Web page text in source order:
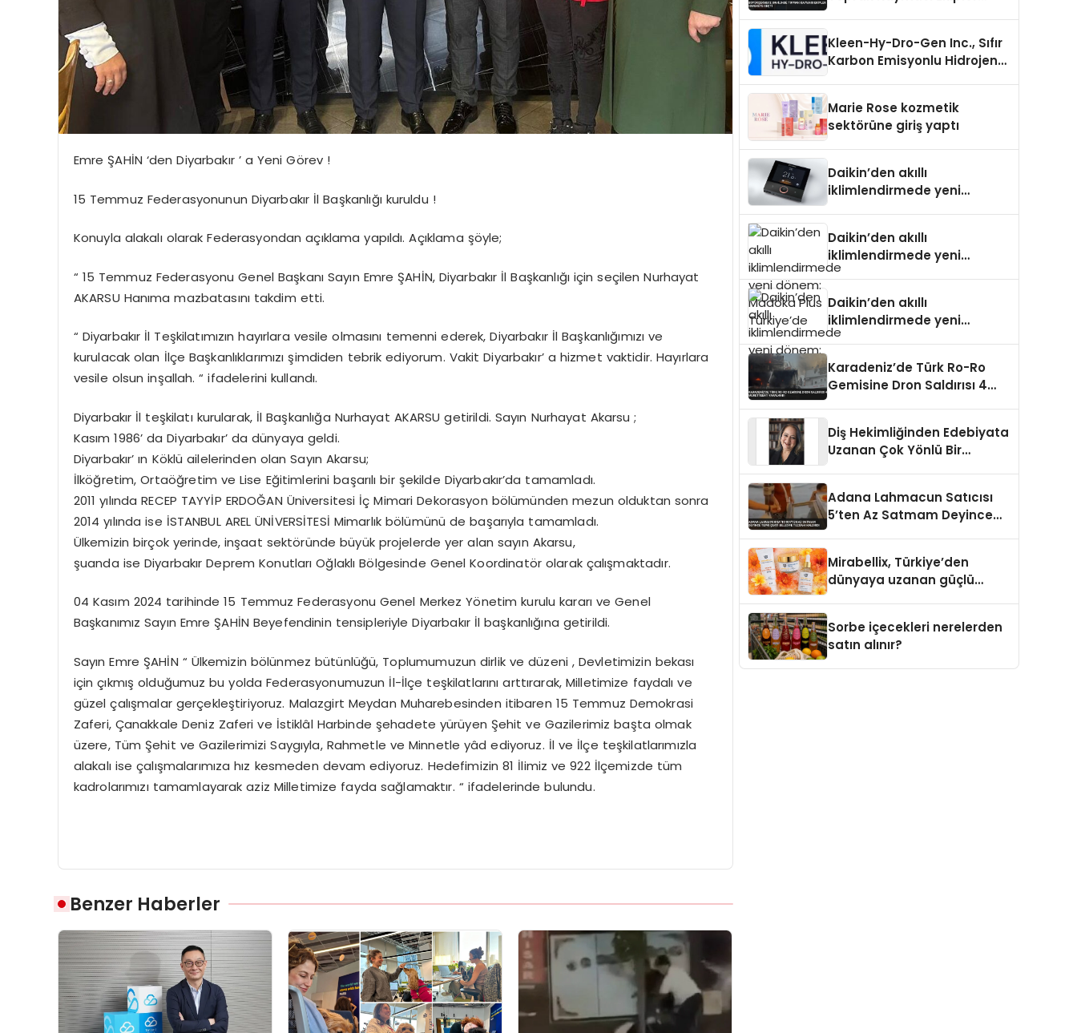
Emre ŞAHİN ‘den Diyarbakır ’ a Yeni Görev !
15 Temmuz Federasyonunun Diyarbakır İl Başkanlığı kuruldu !
Konuyla alakalı olarak Federasyondan açıklama yapıldı. Açıklama şöyle;
“ 15 Temmuz Federasyonu Genel Başkanı Sayın Emre ŞAHİN, Diyarbakır İl Başkanlığı için seçilen Nurhayat
AKARSU Hanıma mazbatasını takdim etti.
“ Diyarbakır İl Teşkilatımızın hayırlara vesile olmasını temenni ederek, Diyarbakır İl Başkanlığımızı ve
kurulacak olan İlçe Başkanlıklarımızı şimdiden tebrik ediyorum. Vakit Diyarbakır’ a hizmet vaktidir. Hayırlara
vesile olsun inşallah. “ ifadelerini kullandı.
Diyarbakır İl teşkilatı kurularak, İl Başkanlığa Nurhayat AKARSU getirildi. Sayın Nurhayat Akarsu ;
Kasım 1986’ da Diyarbakır’ da dünyaya geldi.
Diyarbakır’ ın Köklü ailelerinden olan Sayın Akarsu;
İlköğretim, Ortaöğretim ve Lise Eğitimlerini başarılı bir şekilde Diyarbakır’da tamamladı.
2011 yılında RECEP TAYYİP ERDOĞAN Üniversitesi İç Mimari Dekorasyon bölümünden mezun olduktan sonra
2014 yılında ise İSTANBUL AREL ÜNİVERSİTESİ Mimarlık bölümünü de başarıyla tamamladı.
Ülkemizin birçok yerinde, inşaat sektöründe büyük projelerde yer alan sayın Akarsu,
şuanda ise Diyarbakır Deprem Konutları Oğlaklı Bölgesinde Genel Koordinatör olarak çalışmaktadır.
04 Kasım 2024 tarihinde 15 Temmuz Federasyonu Genel Merkez Yönetim kurulu kararı ve Genel
Başkanımız Sayın Emre ŞAHİN Beyefendinin tensipleriyle Diyarbakır İl başkanlığına getirildi.
Sayın Emre ŞAHİN “ Ülkemizin bölünmez bütünlüğü, Toplumumuzun dirlik ve düzeni , Devletimizin bekası
için çıkmış olduğumuz bu yolda Federasyonumuzun İl-İlçe teşkilatlarını arttırarak, Milletimize faydalı ve
güzel çalışmalar gerçekleştiriyoruz. Malazgirt Meydan Muharebesinden itibaren 15 Temmuz Demokrasi
Zaferi, Çanakkale Deniz Zaferi ve İstiklâl Harbinde şehadete yürüyen Şehit ve Gazilerimiz başta olmak
üzere, Tüm Şehit ve Gazilerimizi Saygıyla, Rahmetle ve Minnetle yâd ediyoruz. İl ve İlçe teşkilatlarımızla
alakalı ise çalışmalarımıza hız kesmeden devam ediyoruz. Hedefimizin 81 İlimiz ve 922 İlçemizde tüm
kadrolarımızı tamamlayarak aziz Milletimize fayda sağlamaktır. “ ifadelerinde bulundu.
Benzer Haberler
Kleen-Hy-Dro-Gen Inc., Sıfır
Karbon Emisyonlu Hidrojen
Aldı
Marie Rose kozmetik
sektörüne giriş yaptı
Daikin’den akıllı
iklimlendirmede yeni
Daikin’den akıllı
iklimlendirmede yeni
dönem: Madoka Plus
Daikin’den akıllı
iklimlendirmede yeni
dönem: Madoka Plus
Karadeniz’de Türk Ro-Ro
Gemisine Dron Saldırısı 4
Diş Hekimliğinden Edebiyata
Uzanan Çok Yönlü Bir
Adana Lahmacun Satıcısı
5’ten Az Satmam Deyince
Mirabellix, Türkiye’den
dünyaya uzanan güçlü
Sorbe içecekleri nerelerden
satın alınır?